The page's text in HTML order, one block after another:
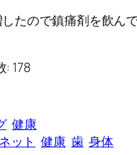
たので鎮痛剤を飲ん
: 178
健康
ット 健康 歯 身体